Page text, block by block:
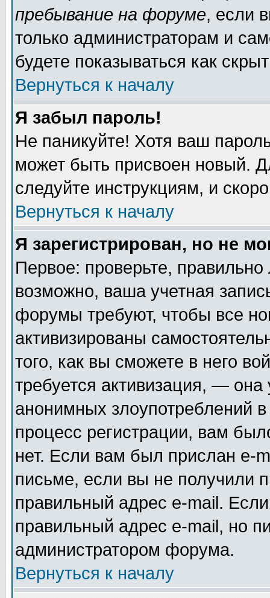
пребывание на форуме, если
только администраторам и
будете показываться как
Вернуться к началу
Я забыл пароль!
Не паникуйте! Хотя ваш
может быть присвоен новый.
следуйте инструкциям, и
Вернуться к началу
Я зарегистрирован, но не
Первое: проверьте,
возможно, ваша учетная
форумы требуют, чтобы все
активизированы
того, как вы сможете в него
требуется активизация, —
анонимных злоупотреблений
процесс регистрации, вам
нет. Если вам был прислан e-
письме, если вы не получили
правильный адрес e-mail.
правильный адрес e-mail, но
администратором форума.
Вернуться к началу